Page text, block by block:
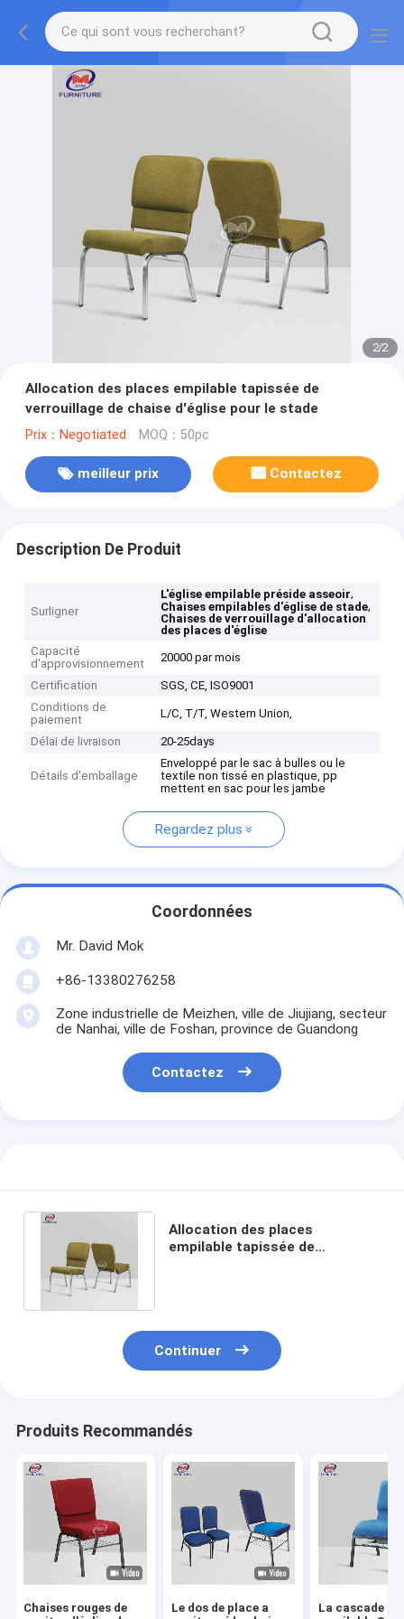
2/2
Allocation des places empilable tapissée de
verrouillage de chaise d'église pour le stade
Prix：Negotiated MOQ：50pc
meilleur prix Contactez
Description De Produit
Surligner
L'église empilable préside asseoir,
Chaises empilables d'église de stade,
Chaises de verrouillage d'allocation
des places d'église
Capacité
d'approvisionnement
20000 par mois
Certification
SGS, CE, ISO9001
Conditions de
paiement
L/C, T/T, Western Union,
Délai de livraison 20-25days
Détails d'emballage
Enveloppé par le sac à bulles ou le
textile non tissé en plastique, pp
mettent en sac pour les jambe
Regardez plus
Coordonnées
Mr. David Mok
+86-13380276258
Zone industrielle de Meizhen, ville de Jiujiang, secteur
de Nanhai, ville de Foshan, province de Guandong
Contactez
Allocation des places
empilable tapissée de
Continuer
Produits Recommandés
Chaises rouges de
Le dos de place a
La cascade